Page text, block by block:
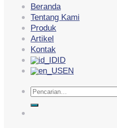
Beranda
Tentang Kami
Produk
Artikel
Kontak
ID
EN
Pencarian